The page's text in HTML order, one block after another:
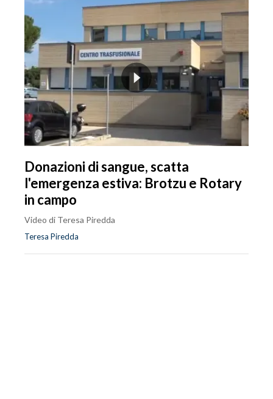
Donazioni di sangue, scatta
l'emergenza estiva: Brotzu e Rotary
in campo
Video di Teresa Piredda
Teresa Piredda